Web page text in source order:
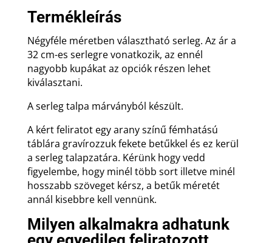
Termékleírás
Négyféle méretben választható serleg. Az ár a
32 cm-es serlegre vonatkozik, az ennél
nagyobb kupákat az opciók részen lehet
kiválasztani.
A serleg talpa márványból készült.
A kért feliratot egy arany színű fémhatású
táblára gravírozzuk fekete betűkkel és ez kerül
a serleg talapzatára. Kérünk hogy vedd
figyelembe, hogy minél több sort illetve minél
hosszabb szöveget kérsz, a betűk méretét
annál kisebbre kell vennünk.
Milyen alkalmakra adhatunk